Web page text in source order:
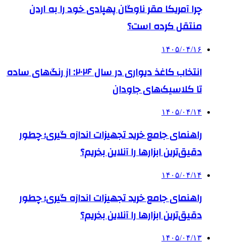
چرا آمریکا مقر ناوگان پهپادی خود را به اردن
منتقل کرده است؟
۱۴۰۵/۰۴/۱۶
انتخاب کاغذ دیواری در سال ۲۰۲۶: از رنگ‌های ساده
تا کلاسیک‌های جاودان
۱۴۰۵/۰۴/۱۴
راهنمای جامع خرید تجهیزات اندازه گیری؛ چطور
دقیق‌ترین ابزارها را آنلاین بخریم؟
۱۴۰۵/۰۴/۱۴
راهنمای جامع خرید تجهیزات اندازه گیری؛ چطور
دقیق‌ترین ابزارها را آنلاین بخریم؟
۱۴۰۵/۰۴/۱۳